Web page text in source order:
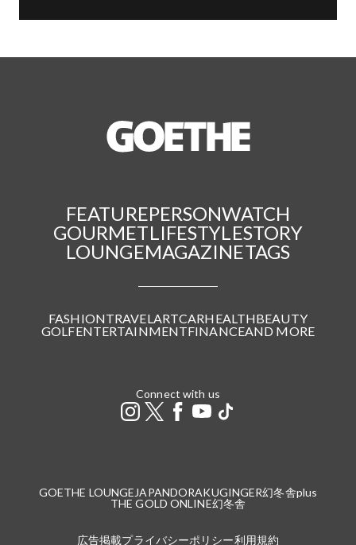
FEATUREPERSONWATCH
GOURMETLIFESTYLESTORY
LOUNGEMAGAZINETAGS
FASHIONTRAVELARTCARHEALTHBEAUTY
GOLFENTERTAINMENTFINANCEAND MORE
Connect with us
GOETHE LOUNGE JAPANDORAKUGINGER幻冬舎plus
THE GOLD ONLINE幻冬舎
広告掲載プライバシーポリシー利用規約